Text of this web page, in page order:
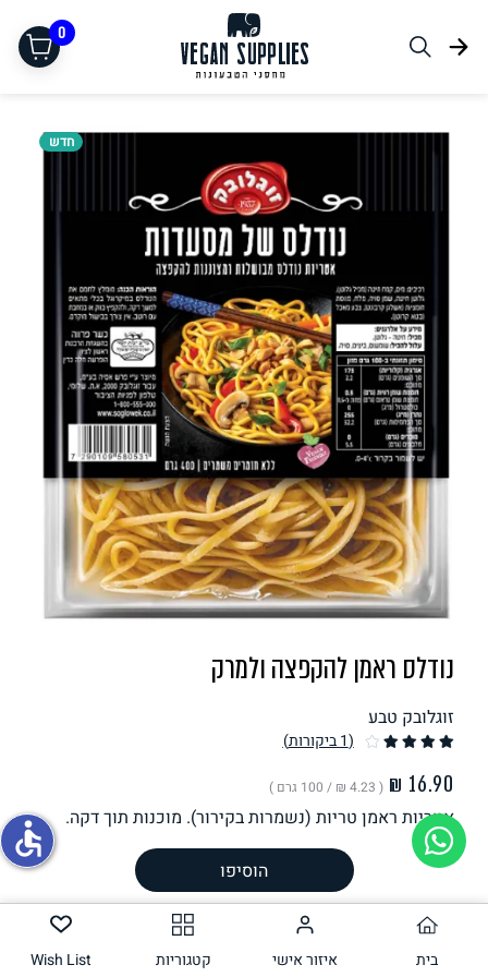
0
תחליפי בשר
תחליפי ביצה
חדש
נודלס ראמן להקפצה ולמרק
זוגלובק טבע
(1 ביקורות)
( ‏4.23 ₪ / 100 גרם )
אטריות ראמן טריות (נשמרות בקירור). מוכנות תוך דקה.
מושלמות לראמן, להקפצה ולמרק.
משקל וכמות
400
הכנה
רכיבים
הוסיפו
בית איזור אישי קטגוריות Wish List
accessible